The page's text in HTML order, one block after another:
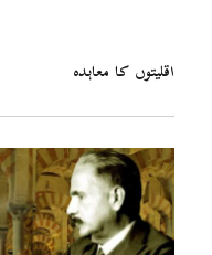
اقلیتوں کا معاہدہ